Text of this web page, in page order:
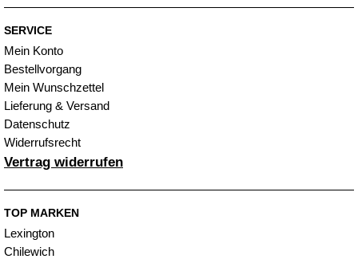
SERVICE
Mein Konto
Bestellvorgang
Mein Wunschzettel
Lieferung & Versand
Datenschutz
Widerrufsrecht
Vertrag widerrufen
TOP MARKEN
Lexington
Chilewich